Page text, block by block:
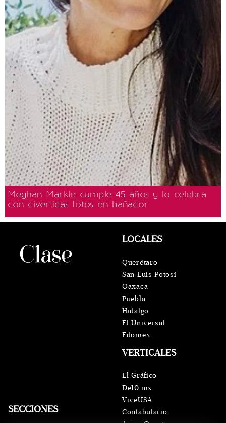
Meghan Markle cumple 45 años y lo celebra
con divertidas fotos en bañador
SECCIONES
VERTICALES
El Gráfico
De10.mx
ViveUSA
Confabulario
LOCALES
Querétaro
San Luis Potosí
Oaxaca
Puebla
Hidalgo
El Universal
Edomex